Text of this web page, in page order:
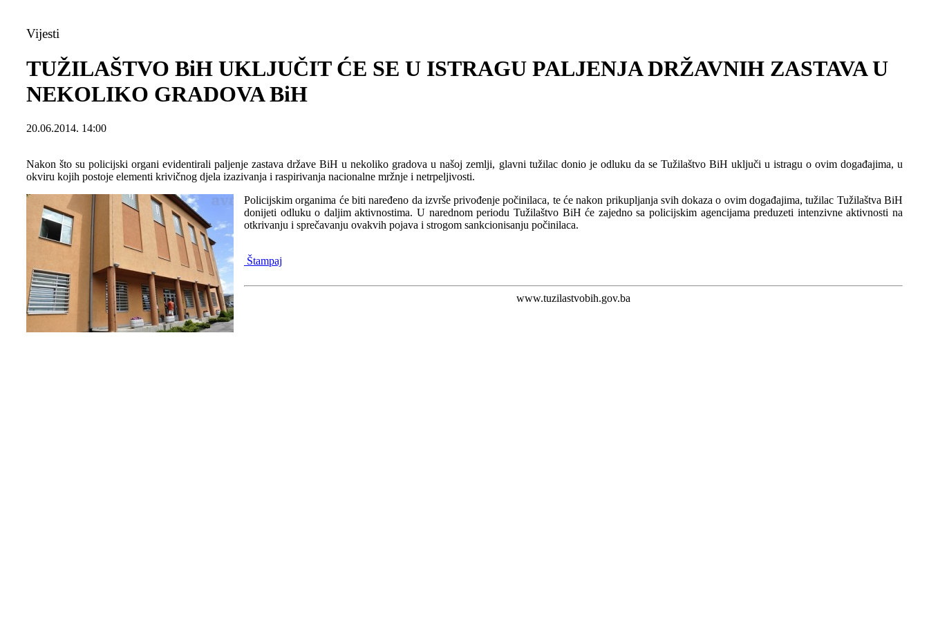
Vijesti
TUŽILAŠTVO BiH UKLJUČIT ĆE SE U ISTRAGU PALJENJA DRŽAVNIH ZASTAVA U
NEKOLIKO GRADOVA BiH
20.06.2014. 14:00
Nakon što su policijski organi evidentirali paljenje zastava države BiH u nekoliko gradova u našoj zemlji, glavni tužilac donio je odluku da se Tužilaštvo BiH uključi u istragu o ovim događajima, u
okviru kojih postoje elementi krivičnog djela izazivanja i raspirivanja nacionalne mržnje i netrpeljivosti.
Policijskim organima će biti naređeno da izvrše privođenje počinilaca, te će nakon prikupljanja svih dokaza o ovim događajima, tužilac Tužilaštva BiH
donijeti odluku o daljim aktivnostima. U narednom periodu Tužilaštvo BiH će zajedno sa policijskim agencijama preduzeti intenzivne aktivnosti na
otkrivanju i sprečavanju ovakvih pojava i strogom sankcionisanju počinilaca.
Štampaj
www.tuzilastvobih.gov.ba